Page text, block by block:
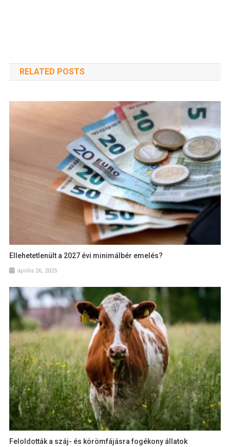
RELATED POSTS
Ellehetetlenült a 2027 évi minimálbér emelés?
április 26, 2025
Feloldották a száj- és körömfájásra fogékony állatok